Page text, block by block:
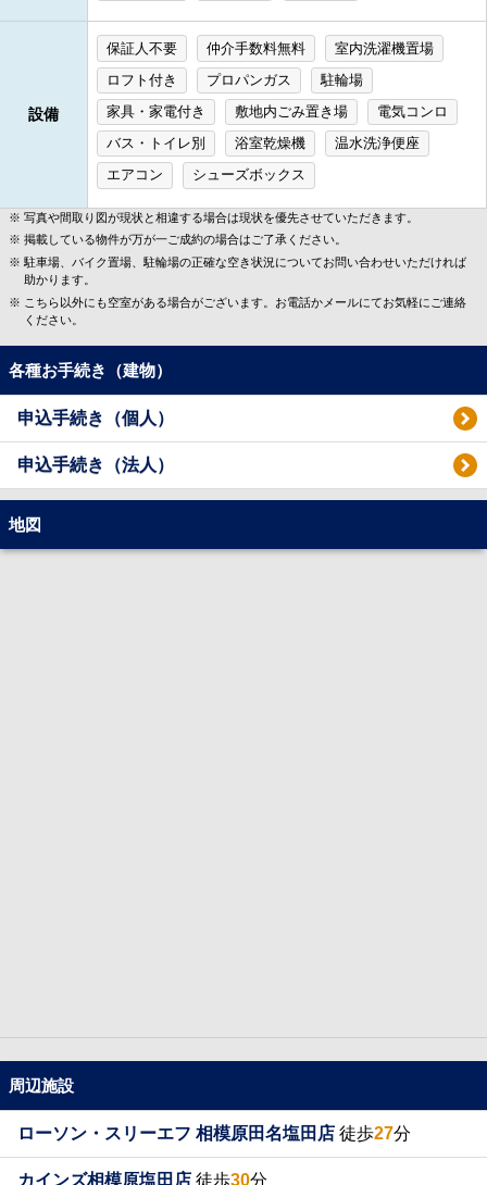
設備
保証人不要 仲介手数料無料
室内洗濯機置場
ロフト付き
プロパンガス
駐輪場
家具・家電付き
敷地内ごみ置き場
電気コンロ
バス・トイレ別
浴室乾燥機
温水洗浄便座
エアコン
シューズボックス
写真や間取り図が現状と相違する場合は現状を優先させていただきます。
掲載している物件が万が一ご成約の場合はご了承ください。
駐車場、バイク置場、駐輪場の正確な空き状況についてお問い合わせいただければ
助かります。
こちら以外にも空室がある場合がございます。お電話かメールにてお気軽にご連絡
ください。
各種お手続き（建物）
申込手続き（個人）
申込手続き（法人）
地図
周辺施設
ローソン・スリーエフ 相模原田名塩田店 徒歩27分
カインズ相模原塩田店 徒歩30分